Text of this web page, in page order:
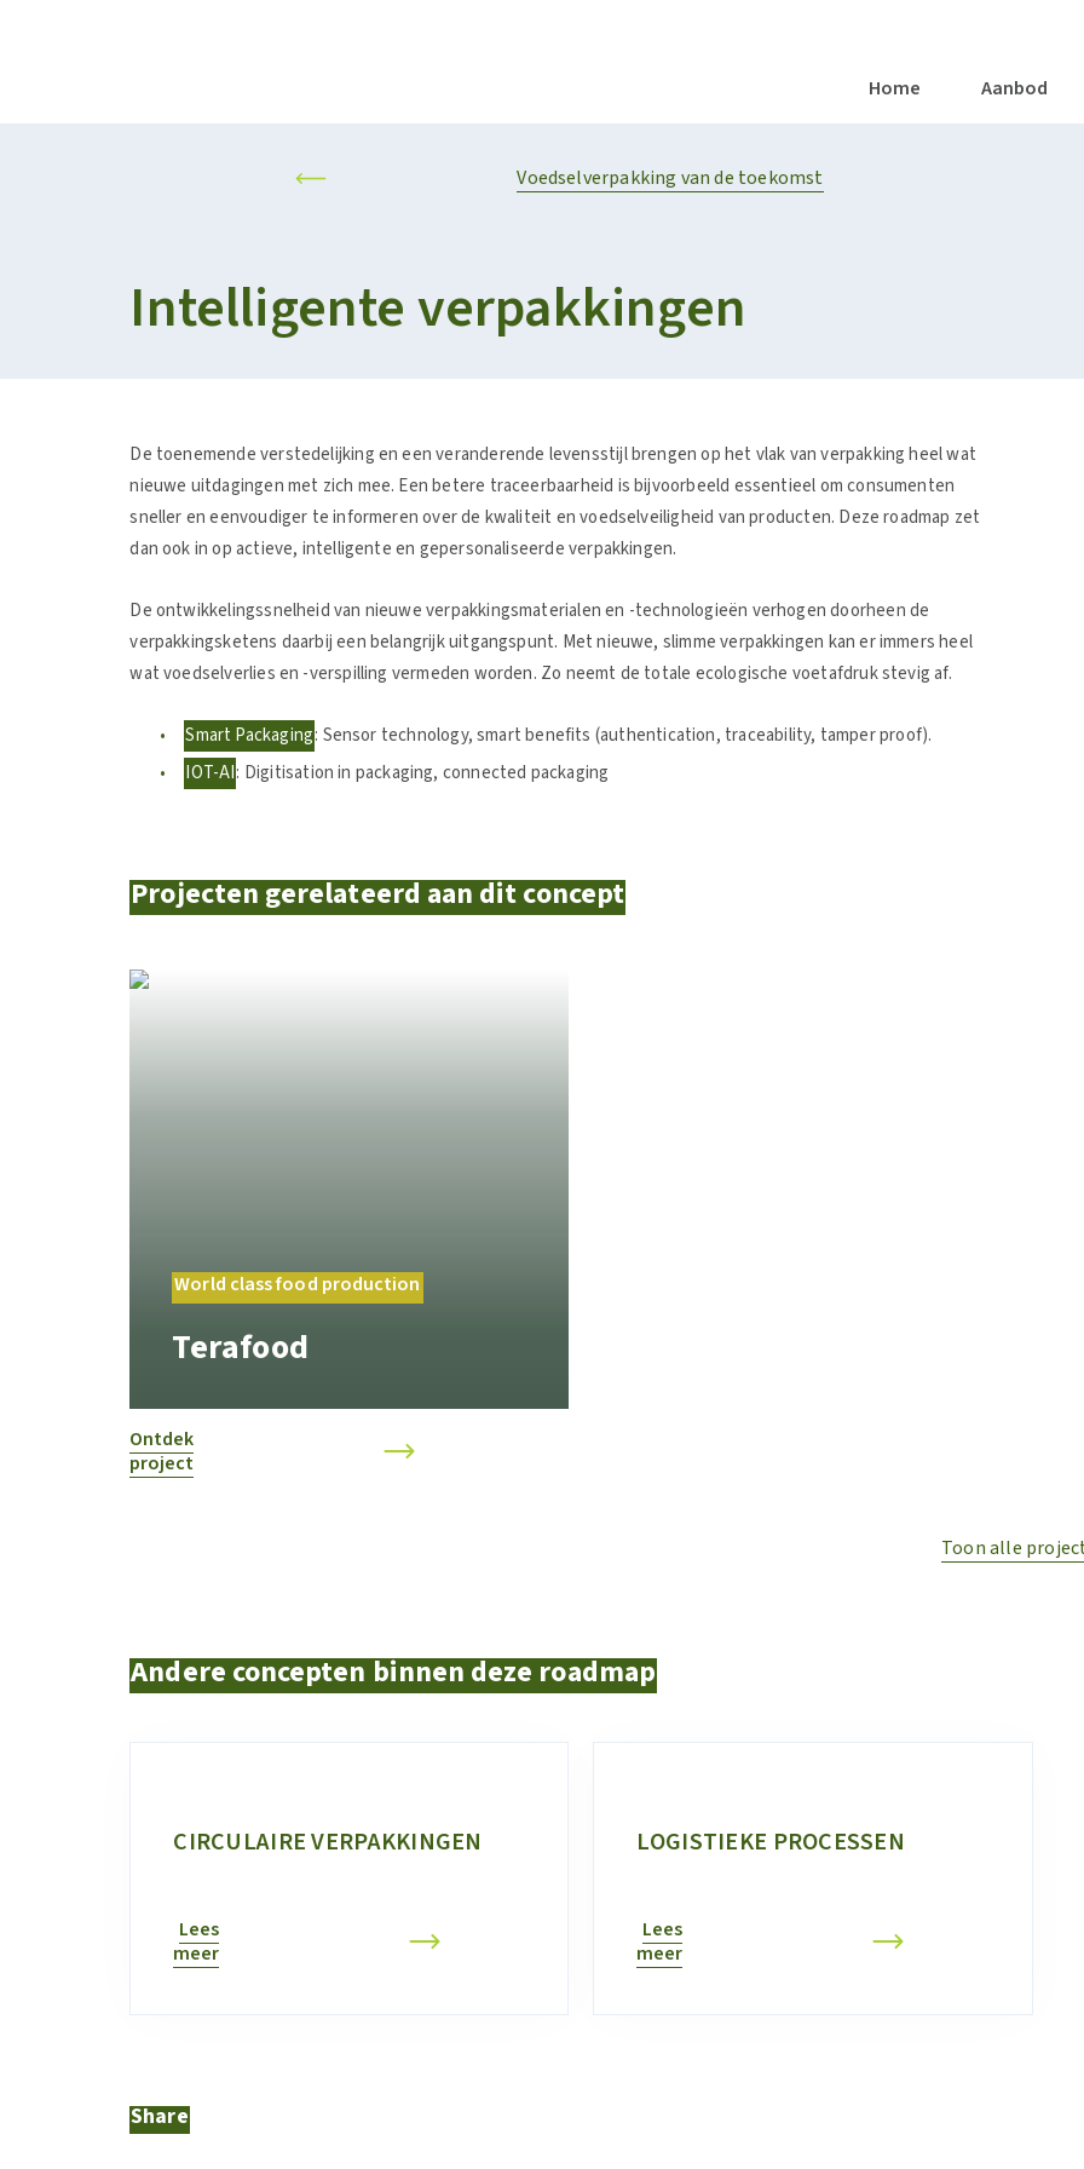
Home Aanbod
Voedselverpakking van de toekomst
Intelligente verpakkingen
De toenemende verstedelijking en een veranderende levensstijl brengen op het vlak van verpakking heel wat
nieuwe uitdagingen met zich mee. Een betere traceerbaarheid is bijvoorbeeld essentieel om consumenten
sneller en eenvoudiger te informeren over de kwaliteit en voedselveiligheid van producten. Deze roadmap zet
dan ook in op actieve, intelligente en gepersonaliseerde verpakkingen.
De ontwikkelingssnelheid van nieuwe verpakkingsmaterialen en -technologieën verhogen doorheen de
verpakkingsketens daarbij een belangrijk uitgangspunt. Met nieuwe, slimme verpakkingen kan er immers heel
wat voedselverlies en -verspilling vermeden worden. Zo neemt de totale ecologische voetafdruk stevig af.
Smart Packaging: Sensor technology, smart benefits (authentication, traceability, tamper proof).
IOT-AI: Digitisation in packaging, connected packaging
Projecten gerelateerd aan dit concept
World class food production
Terafood
Ontdek
project
Toon alle
Andere concepten binnen deze roadmap
CIRCULAIRE VERPAKKINGEN
Lees
meer
LOGISTIEKE PROCESSEN
Lees
meer
Share